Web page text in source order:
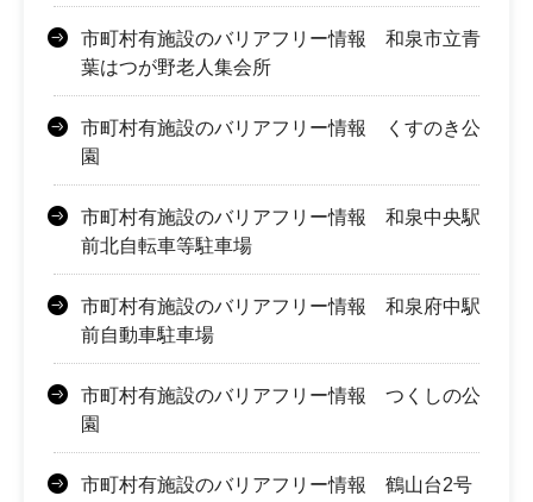
市町村有施設のバリアフリー情報 和泉市立青
葉はつが野老人集会所
市町村有施設のバリアフリー情報 くすのき公
園
市町村有施設のバリアフリー情報 和泉中央駅
前北自転車等駐車場
市町村有施設のバリアフリー情報 和泉府中駅
前自動車駐車場
市町村有施設のバリアフリー情報 つくしの公
園
市町村有施設のバリアフリー情報 鶴山台2号